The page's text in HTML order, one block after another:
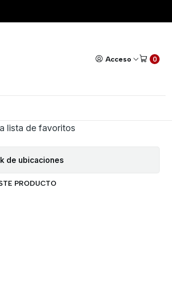
Acceso 0
EN L
BORNERA
2P EN L
COMPRAR AHORA
lista de favoritos
de ubicaciones
PRODUCTO